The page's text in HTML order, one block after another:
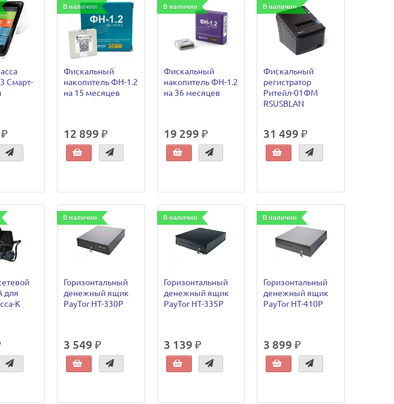
Смарт-
В наличии
Фискальный
накопитель ФН-1.2
на 15 месяцев
12 899 ₽
В наличии
Фискальный
накопитель ФН-1.2
на 36 месяцев
19 299 ₽
В наличии
Фискальный
регистратор
Ритейл-01ФМ
RSUSBLAN
31 499 ₽
для
К
В наличии
Горизонтальный
денежный ящик
PayTor HT-330P
3 549 ₽
В наличии
Горизонтальный
денежный ящик
PayTor HT-335P
3 139 ₽
В наличии
Горизонтальный
денежный ящик
PayTor HT-410P
3 899 ₽